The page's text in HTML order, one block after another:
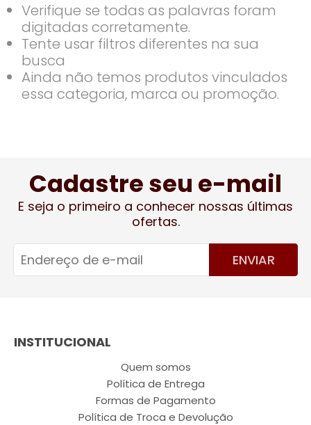
Verifique se todas as palavras foram
digitadas corretamente.
Tente usar filtros diferentes na sua
busca
Ainda não temos produtos vinculados
essa categoria, marca ou promoção.
Cadastre seu e-mail
E seja o primeiro a conhecer nossas últimas
ofertas.
ENVIAR
INSTITUCIONAL
Quem somos
Política de Entrega
Formas de Pagamento
Política de Troca e Devolução